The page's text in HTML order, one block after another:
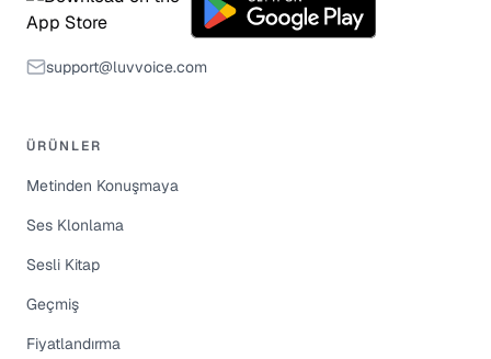
support@luvvoice.com
ÜRÜNLER
Metinden Konuşmaya
Ses Klonlama
Sesli Kitap
Geçmiş
Fiyatlandırma